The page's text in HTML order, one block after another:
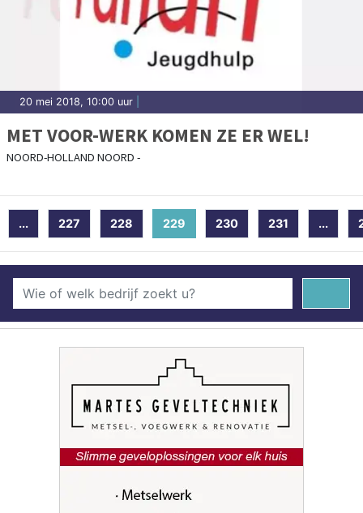
20 mei 2018, 10:00 uur
MET VOOR-WERK KOMEN ZE ER WEL!
NOORD-HOLLAND NOORD -
... 227 228 229 (current)
230 231 ...